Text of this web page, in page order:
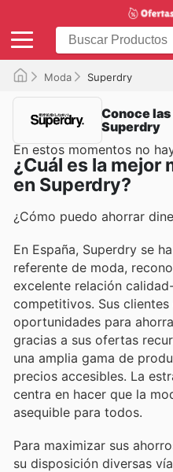
Moda Superdry
Conoce
Superdry
En estos momentos no
¿Cuál es la mejor
en Superdry?
¿Cómo puedo ahorrar
En España, Superdry se
referente de moda,
excelente relación
competitivos. Sus
oportunidades para
gracias a sus ofertas
una amplia gama de
precios accesibles. La
centra en hacer que la
asequible para todos.
Para maximizar sus
su disposición diversas